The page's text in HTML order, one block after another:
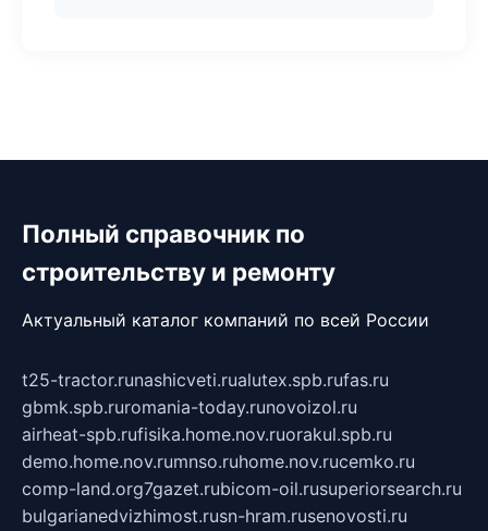
Полный справочник по
строительству и ремонту
Актуальный каталог компаний по всей России
t25-tractor.runashicveti.rualutex.spb.rufas.ru
gbmk.spb.ruromania-today.runovoizol.ru
airheat-spb.rufisika.home.nov.ruorakul.spb.ru
demo.home.nov.rumnso.ruhome.nov.rucemko.ru
comp-land.org7gazet.rubicom-oil.rusuperiorsearch.ru
bulgarianedvizhimost.rusn-hram.rusenovosti.ru